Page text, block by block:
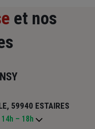
et nos
59940 ESTAIRES
Ouvert 09h – 12h / 14h – 18h